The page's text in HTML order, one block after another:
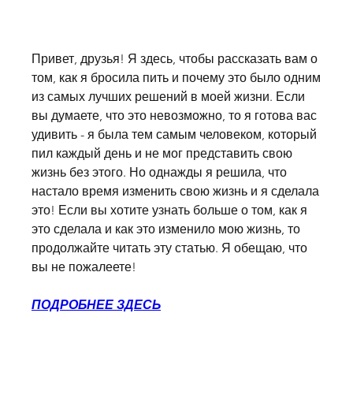
Привет, друзья! Я здесь, чтобы рассказать вам о
том, как я бросила пить и почему это было одним
из самых лучших решений в моей жизни. Если
вы думаете, что это невозможно, то я готова вас
удивить - я была тем самым человеком, который
пил каждый день и не мог представить свою
жизнь без этого. Но однажды я решила, что
настало время изменить свою жизнь и я сделала
это! Если вы хотите узнать больше о том, как я
это сделала и как это изменило мою жизнь, то
продолжайте читать эту статью. Я обещаю, что
вы не пожалеете!
ПОДРОБНЕЕ ЗДЕСЬ